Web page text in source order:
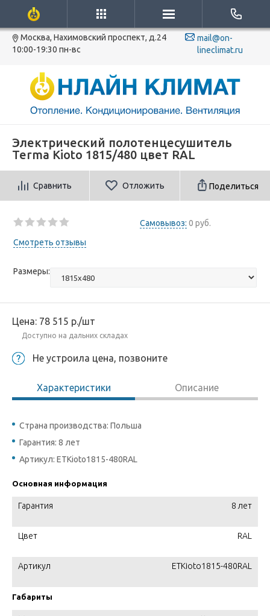
Москва, Нахимовский проспект, д.24
10:00-19:30 пн-вс
mail@on-
lineclimat.ru
Электрический полотенцесушитель
Terma Kioto 1815/480 цвет RAL
Сравнить Отложить Поделиться
Самовывоз: 0 руб.
Смотреть отзывы
Размеры:
Цена: 78 515 р./шт
Доступно на дальних складах
Не устроила цена, позвоните
Характеристики Описание
Страна производства: Польша
Гарантия: 8 лет
Артикул: ETKioto1815-480RAL
Основная информация
Гарантия 8 лет
Цвет RAL
Артикул ETKioto1815-480RAL
Габариты